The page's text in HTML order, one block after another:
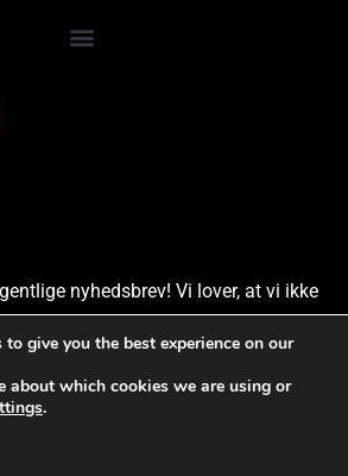
nyhedsbrev! Vi lover, at vi ikke
Rådgivere. Alle rettigheder
forbeholdes.
give you the best experience on our
about which cookies we are using or
.